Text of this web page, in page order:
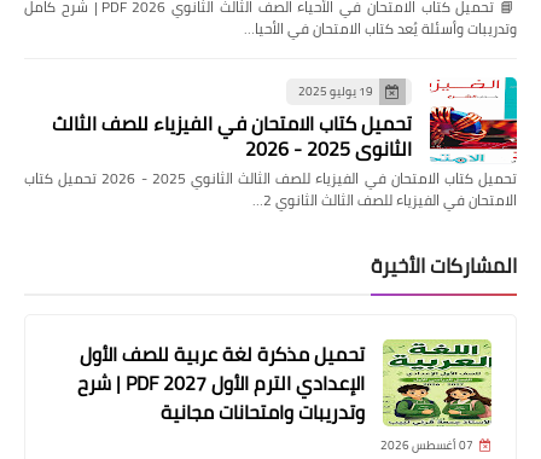
📘 تحميل كتاب الامتحان في الأحياء الصف الثالث الثانوي 2026 PDF | شرح كامل
وتدريبات وأسئلة يُعد كتاب الامتحان في الأحيا…
19 يوليو 2025
تحميل كتاب الامتحان في الفيزياء للصف الثالث
الثانوي 2025 - 2026
تحميل كتاب الامتحان في الفيزياء للصف الثالث الثانوي 2025 - 2026 تحميل كتاب
الامتحان في الفيزياء للصف الثالث الثانوي 2…
المشاركات الأخيرة
تحميل مذكرة لغة عربية للصف الأول
الإعدادي الترم الأول 2027 PDF | شرح
وتدريبات وامتحانات مجانية
07 أغسطس 2026